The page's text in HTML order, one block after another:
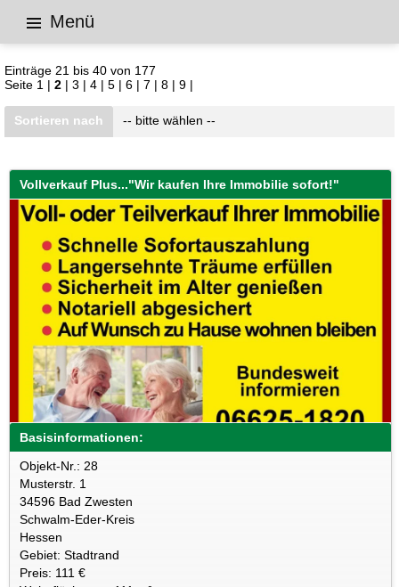
Menü
Immobilien
Einträge 21 bis 40 von 177
Seite 1 | 2 | 3 | 4 | 5 | 6 | 7 | 8 | 9 |
Sortieren nach -- bitte wählen --
Vollverkauf Plus..."Wir kaufen Ihre Immobilie sofort!"
Basisinformationen:
Objekt-Nr.: 28
Musterstr. 1
34596 Bad Zwesten
Schwalm-Eder-Kreis
Hessen
Gebiet: Stadtrand
Preis: 111 €